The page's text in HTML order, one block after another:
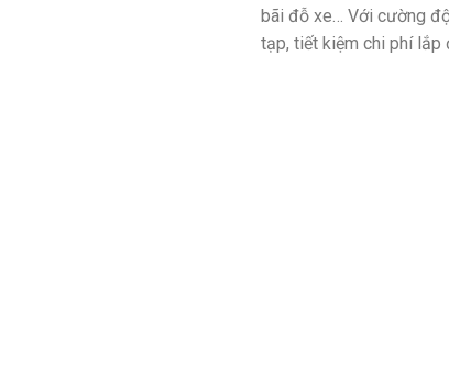
bãi đỗ xe… Với cường
tạp, tiết kiệm chi phí lắp